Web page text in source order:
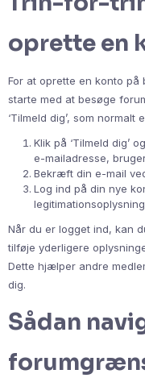
oprette en
For at oprette en konto
starte med at besøge
‘Tilmeld dig’, som
Klik på ‘Tilmeld dig’
e-mailadresse,
Bekræft din e-mail
Log ind på din nye
Når du er logget ind, kan
tilføje yderligere
Dette hjælper andre
dig.
Sådan